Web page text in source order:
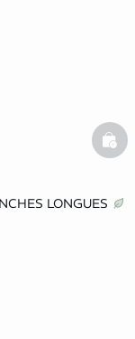
LONGUES